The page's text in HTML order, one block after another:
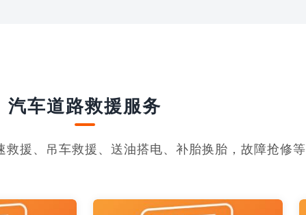
汽车道路救援服务
救援、吊车救援、送油搭电、补胎换胎，故障抢修等